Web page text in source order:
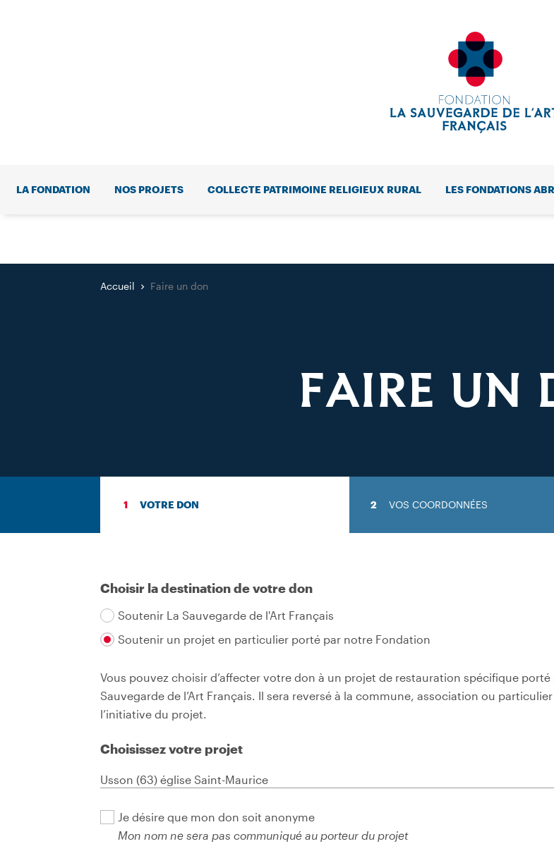
LA FONDATION NOS PROJETS COLLECTE PATRIMOINE RELIGIEUX RURAL LES FONDATIONS
Accueil Faire un don
FAIRE UN
VOTRE DON VOS COORDONNÉES
Choisir la destination de votre don
Soutenir La Sauvegarde de l'Art Français
Soutenir un projet en particulier porté par notre Fondation
Vous pouvez choisir d’affecter votre don à un projet de restauration spécifique porté
Sauvegarde de l’Art Français. Il sera reversé à la commune, association ou particulier
l’initiative du projet.
Choisissez votre projet
Je désire que mon don soit anonyme
Mon nom ne sera pas communiqué au porteur du projet